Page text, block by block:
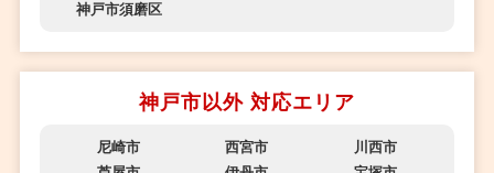
神戸市須磨区
神戸市以外 対応エリア
尼崎市 西宮市
川西市